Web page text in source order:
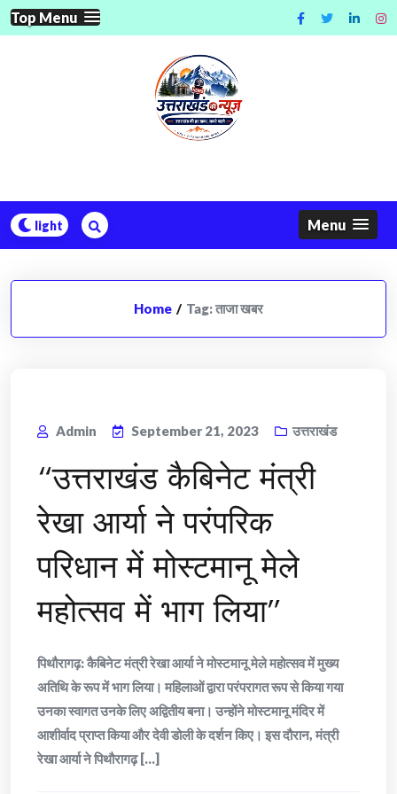
Skip
to
Top Menu
Menu
Home / Tag:ताजा खबर
Admin September 21, 2023 उत्तराखंड
“उत्तराखंड कैबिनेट मंत्री
रेखा आर्या ने परंपरिक
परिधान में मोस्टमानू मेले
महोत्सव में भाग लिया”
पिथौरागढ़: कैबिनेट मंत्री रेखा आर्या ने मोस्टमानू मेले महोत्सव में मुख्य
अतिथि के रूप में भाग लिया। महिलाओं द्वारा परंपरागत रूप से किया गया
उनका स्वागत उनके लिए अद्वितीय बना। उन्होंने मोस्टमानू मंदिर में
आशीर्वाद प्राप्त किया और देवी डोली के दर्शन किए। इस दौरान, मंत्री
रेखा आर्या ने पिथौरागढ़ [...]